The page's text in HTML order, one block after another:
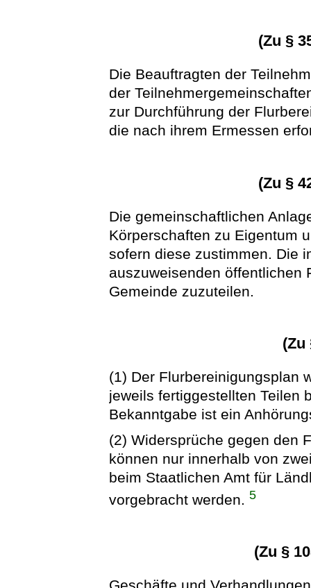
(Zu §
Die Beauftragten der
der
zur Durchführung der
die nach ihrem Ermessen
(Zu §
Die gemeinschaftlichen
Körperschaften zu Eigentum
sofern diese zustimmen. Die
auszuweisenden öffentlichen
Gemeinde zuzuteilen.
(Zu
(1) Der Flurbereinigungsplan
jeweils fertiggestellten Teilen
Bekanntgabe ist ein
(2) Widersprüche gegen den
können nur innerhalb von
beim Staatlichen Amt für
vorgebracht werden.5
(Zu §